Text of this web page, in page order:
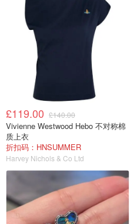
£119.00 £140.00
Vivienne Westwood Hebo 不对称棉
质上衣
折扣码：HNSUMMER
Harvey Nichols & Co Ltd